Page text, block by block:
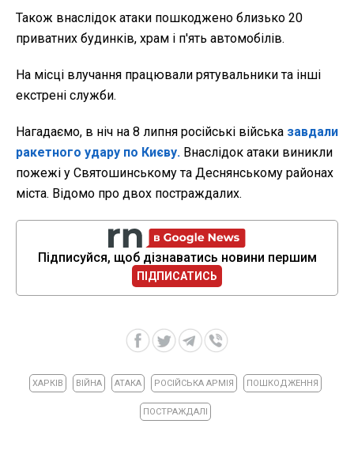
Також внаслідок атаки пошкоджено близько 20
приватних будинків, храм і п'ять автомобілів.
На місці влучання працювали рятувальники та інші
екстрені служби.
Нагадаємо, в ніч на 8 липня російські війська завдали
ракетного удару по Києву. Внаслідок атаки виникли
пожежі у Святошинському та Деснянському районах
міста. Відомо про двох постраждалих.
Підписуйся, щоб дізнаватись новини першим
ПІДПИСАТИСЬ
ХАРКІВ ВІЙНА АТАКА РОСІЙСЬКА АРМІЯ ПОШКОДЖЕННЯ
ПОСТРАЖДАЛІ